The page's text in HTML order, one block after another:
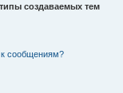
создаваемых тем
к сообщениям?